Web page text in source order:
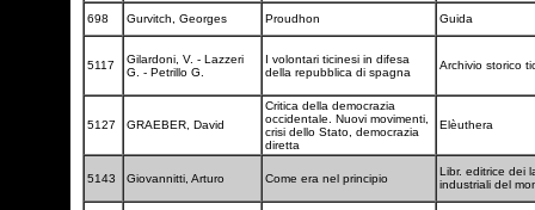
698 Gurvitch, Georges Proudhon Guida
5117
Gilardoni, V. - Lazzeri
G. - Petrillo G.
I volontari ticinesi in difesa
della repubblica di spagna
Archivio storico
5127 GRAEBER, David
Critica della democrazia
occidentale. Nuovi movimenti,
crisi dello Stato, democrazia
diretta
Elèuthera
5143 Giovannitti, Arturo Come era nel principio
Libr. editrice dei
industriali del